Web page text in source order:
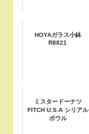
HOYAガラス小鉢
R8821
ミスタードーナツ
FITCH U.S.A シリアル
ボウル